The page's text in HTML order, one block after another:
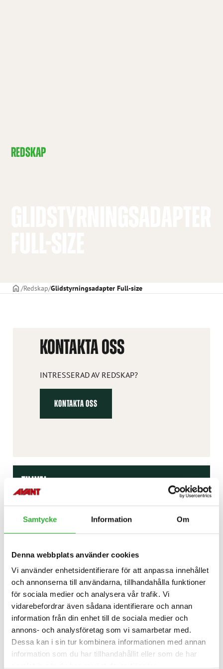
Samtycke Information Om
Denna webbplats använder cookies
Vi använder enhetsidentifierare för att anpassa innehållet
och annonserna till användarna, tillhandahålla funktioner
för sociala medier och analysera vår trafik. Vi
vidarebefordrar även sådana identifierare och annan
information från din enhet till de sociala medier och
annons- och analysföretag som vi samarbetar med.
Dessa kan i sin tur kombinera informationen med annan
information som du har tillhandahållit eller som de har
REDSKAP
STARTSIDAN
Redskap Glidstyrningsadapter Full-size
KONTAKTA OSS
INTRESSERAD AV REDSKAP?
KONTAKTA OSS
TILLVAL
Anpassa din Avantlastare efter dina önskemål med
en mängd olika fabriksinstallerade tillval. Från
slutna hytter med värme eller luftkonditionering till
vägtrafikutrustning, extra hydrauluttag och
surrningsöglor – Avants tillval låter dig bygga den
INSTRUKTIONSBÖCKER
Avants instruktionsböcker är den bästa